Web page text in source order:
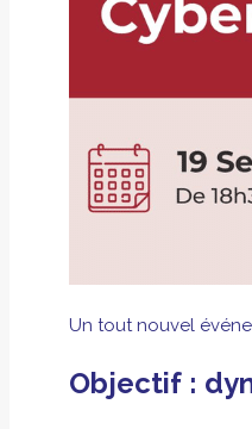
Un tout nouvel
Objectif :